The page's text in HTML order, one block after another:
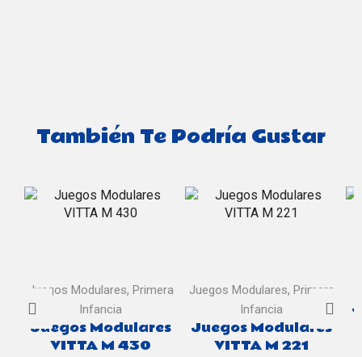
También Te Podría Gustar
Juegos Modulares, Primera
Infancia
Juegos Modulares
VITTA M 430
Juegos Modulares, Primera
Infancia
Juegos Modulares
VITTA M 221